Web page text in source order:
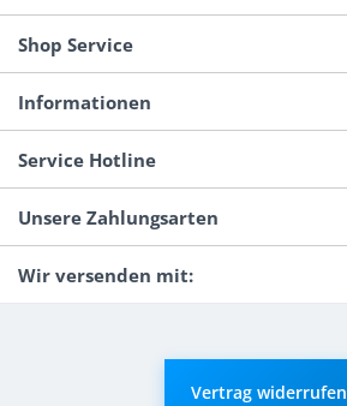
Shop Service
Informationen
Service Hotline
Unsere Zahlungsarten
Wir versenden mit:
Vertrag widerrufen